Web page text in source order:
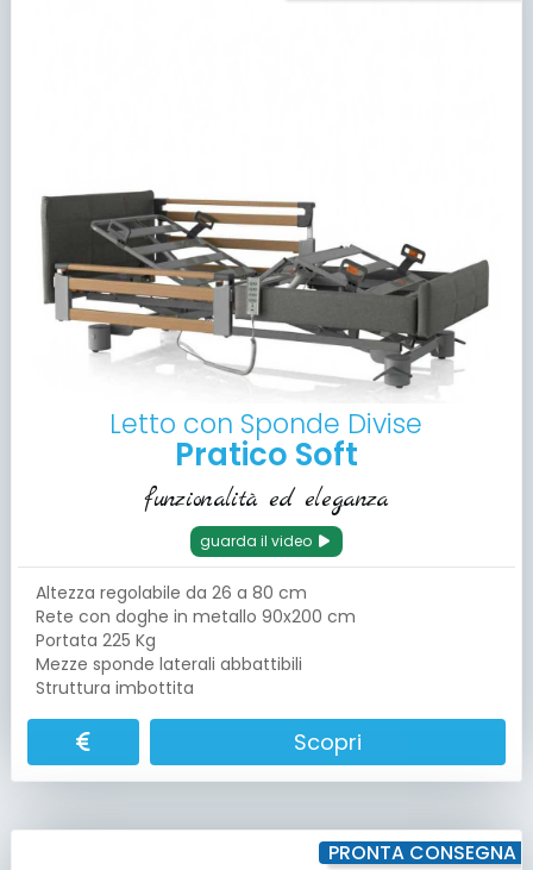
Letto con Sponde Divise
Pratico Soft
funzionalità ed eleganza
guarda il video
Altezza regolabile da 26 a 80 cm
Rete con doghe in metallo 90x200 cm
Portata 225 Kg
Mezze sponde laterali abbattibili
Struttura imbottita
Scopri
PRONTA CONSEGNA